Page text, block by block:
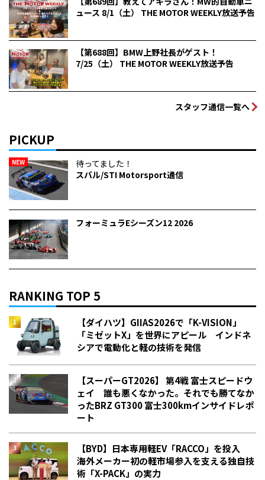
ュース 8/1（土） THE MOTOR WEEKLY放送予告
【第688回】BMW上野社長がゲスト！
7/25（土） THE MOTOR WEEKLY放送予告
スタッフ通信一覧へ
PICKUP
NEW
待ってました！
スバル/STI Motorsport通信
フォーミュラEシーズン12 2026
RANKING TOP 5
【ダイハツ】GIIAS2026で「K-VISION」
「ミゼットX」を世界にアピール インドネ
シアで電動化と軽の技術を発信
【スーパーGT2026】 第4戦 富士スピードウ
ェイ 誰も悪くなかった。それでも勝てなか
った――BRZ GT300 富士300kmインサイドレポ
ート
【BYD】日本専用軽EV「RACCO」を投入
海外メーカー初の軽市場参入を支える独自技
術「X-PACK」の実力